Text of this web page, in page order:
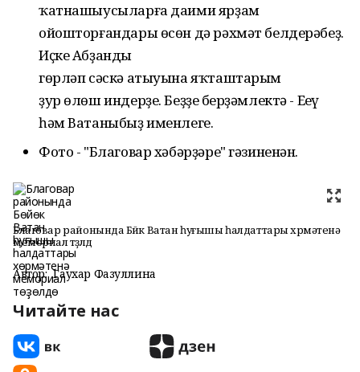
ҡатнашыусыларға даими ярҙам
ойошторғандары өсөн дә рәхмәт белдерәбеҙ.
Иҫке Абҙандың
гөрләп сәскә атыуына яҡташтарым
ҙур өлөш индерҙе. Беҙҙең берҙәмлектә - Еңеү
һәм Ватаныбыҙ именлеге.
Фото - "Благовар хәбәрҙәре" гәзиненән.
Благовар районында Бөйөк Ватан һуғышы һалдаттары хөрмәтенә
мемориал төҙөлдө
Автор: Гаухар Фазуллина
Читайте нас